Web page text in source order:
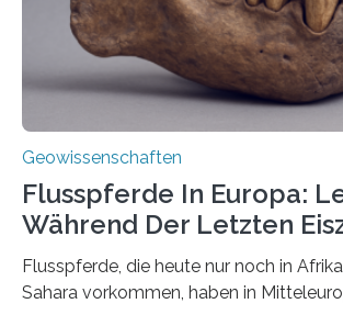
nicht nur nachweisen, sondern ihren Ort
Geowissenschaften
Flusspferde In Europa:
Während Der Letzten
Flusspferde, die heute nur noch in
Sahara vorkommen, haben in